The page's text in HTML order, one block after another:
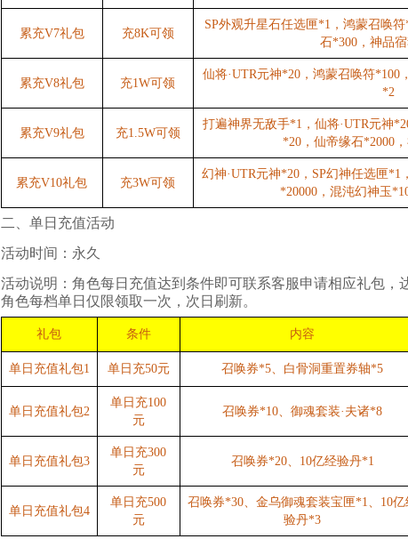
累充V7礼包 充8K可领
SP外观升星石任选匣*1，鸿蒙召唤
石*300，神品
累充V8礼包 充1W可领
仙将·UTR元神*20，鸿蒙召唤符*100
*2
累充V9礼包 充1.5W可领
打遍神界无敌手*1，仙将·UTR元神
*20，仙帝缘石*2000
累充V10礼包 充3W可领
幻神·UTR元神*20，SP幻神任选匣*1
*20000，混沌幻神玉
二、单日充值活动
活动时间：永久
活动说明：角色每日充值达到条件即可联系客服申请相应礼包，
角色每档单日仅限领取一次，次日刷新。
礼包 条件 内容
单日充值礼包1 单日充50元 召唤券*5、白骨洞重置券轴*5
单日充值礼包2
单日充100
元
召唤券*10、御魂套装·夫诸*8
单日充值礼包3
单日充300
元
召唤券*20、10亿经验丹*1
单日充值礼包4
单日充500
元
召唤券*30、金乌御魂套装宝匣*1、10亿
验丹*3